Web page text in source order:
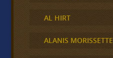
AL HIRT
ALANIS MORISSETTE